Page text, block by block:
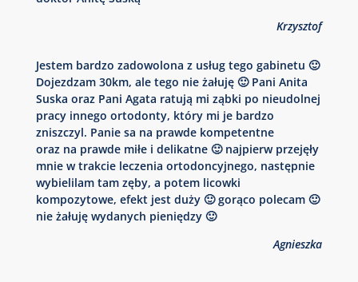
Krzysztof
Jestem bardzo zadowolona z usług tego gabinetu 🙂
Dojezdzam 30km, ale tego nie żałuję 🙂 Pani Anita
Suska oraz Pani Agata ratują mi ząbki po nieudolnej
pracy innego ortodonty, który mi je bardzo
zniszczyl. Panie sa na prawde kompetentne
oraz na prawde miłe i delikatne 🙂 najpierw przejęły
mnie w trakcie leczenia ortodoncyjnego, następnie
wybielilam tam zęby, a potem licowki
kompozytowe, efekt jest duży 🙂 gorąco polecam 🙂
nie żałuję wydanych pieniędzy 🙂
Agnieszka